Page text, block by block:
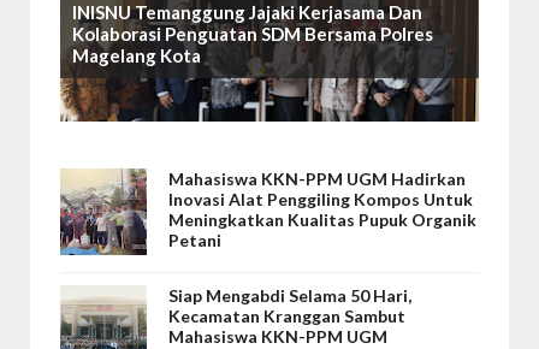
INISNU Temanggung Jajaki Kerjasama Dan
Kolaborasi Penguatan SDM Bersama Polres
Magelang Kota
Mahasiswa KKN-PPM UGM Hadirkan
Inovasi Alat Penggiling Kompos Untuk
Meningkatkan Kualitas Pupuk Organik
Petani
Siap Mengabdi Selama 50 Hari,
Kecamatan Kranggan Sambut
Mahasiswa KKN-PPM UGM